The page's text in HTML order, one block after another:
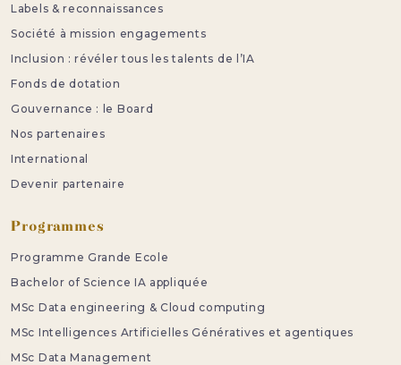
Labels & reconnaissances
Société à mission engagements
Inclusion : révéler tous les talents de l’IA
Fonds de dotation
Gouvernance : le Board
Nos partenaires
International
Devenir partenaire
Programmes
Programme Grande Ecole
Bachelor of Science IA appliquée
MSc Data engineering & Cloud computing
MSc Intelligences Artificielles Génératives et agentiques
MSc Data Management